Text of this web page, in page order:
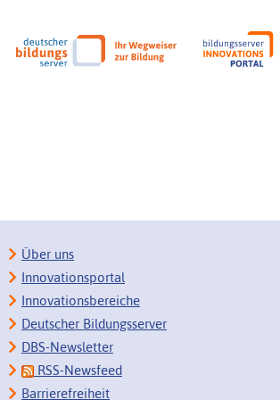
Über uns
Innovationsportal
Innovationsbereiche
Deutscher Bildungsserver
DBS-Newsletter
RSS-Newsfeed
Barrierefreiheit